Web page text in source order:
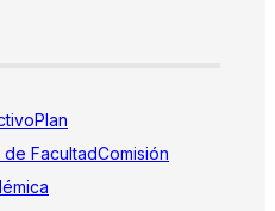
Plan
FacultadComisión